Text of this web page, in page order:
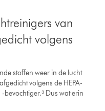
van
volgens
stoffen weer in de lucht
volgens de HEPA-
Dus wat erin